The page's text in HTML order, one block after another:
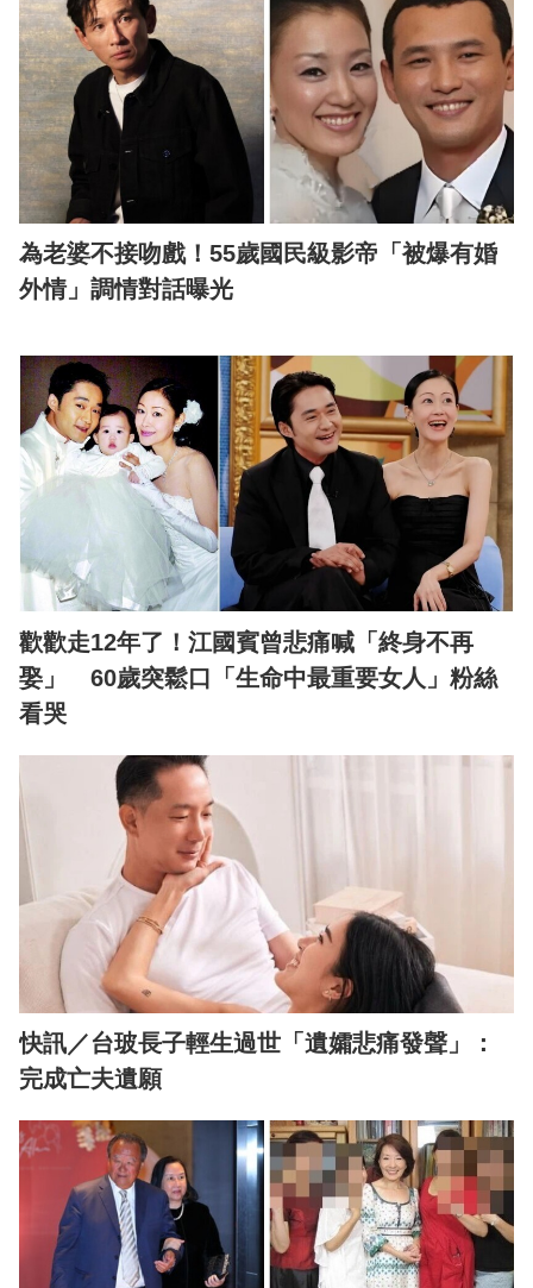
為老婆不接吻戲！55歲國民級影帝「被爆有婚
外情」調情對話曝光
歡歡走12年了！江國賓曾悲痛喊「終身不再
娶」 60歲突鬆口「生命中最重要女人」粉絲
看哭
快訊／台玻長子輕生過世「遺孀悲痛發聲」：
完成亡夫遺願